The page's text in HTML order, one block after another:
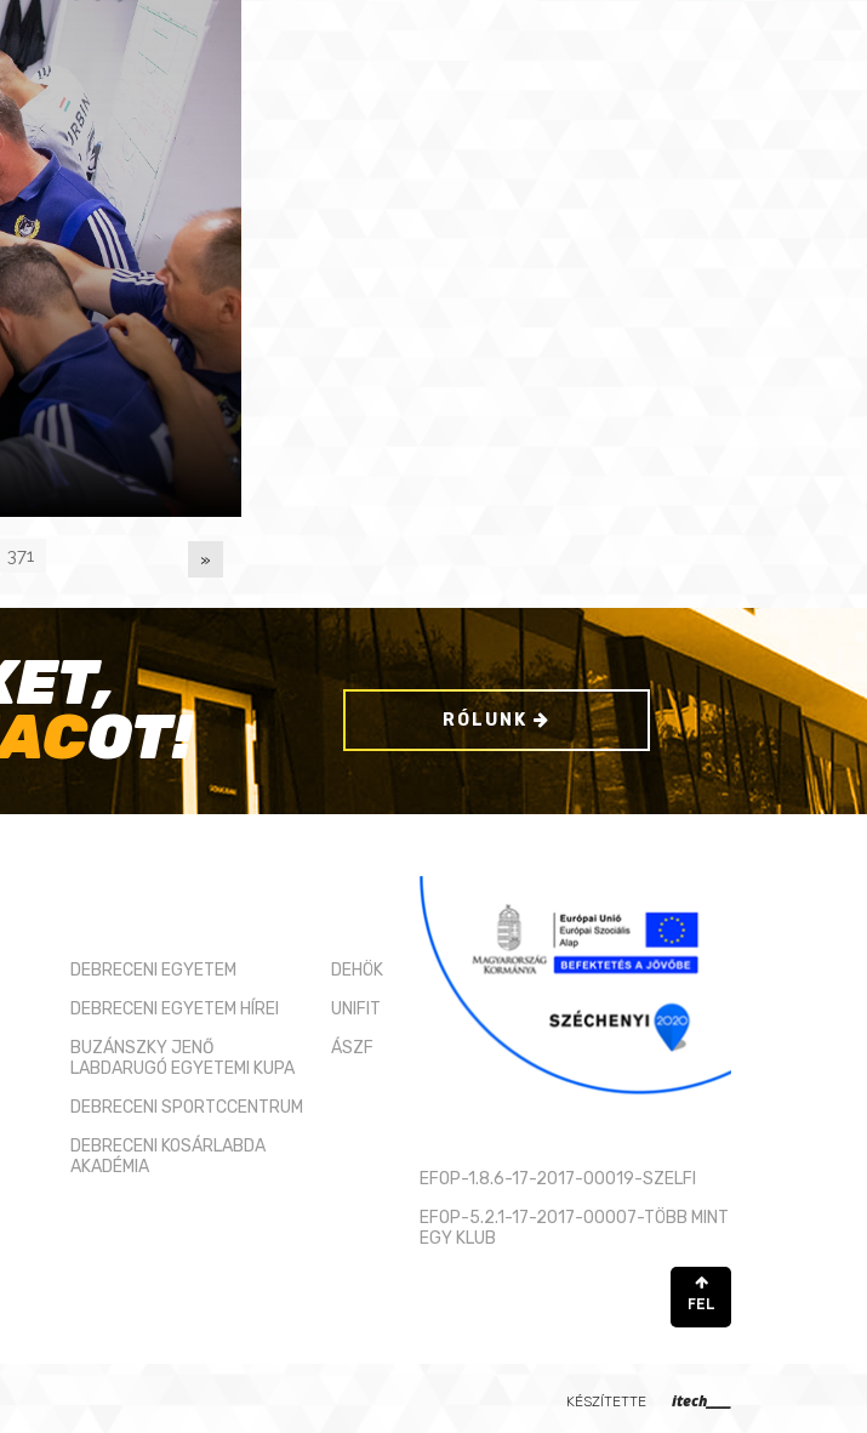
371 »
OT! RÓLUNK
DEBRECENI EGYETEM
DEBRECENI EGYETEM HÍREI
BUZÁNSZKY JENŐ
LABDARUGÓ EGYETEMI KUPA
DEBRECENI SPORTCCENTRUM
DEBRECENI KOSÁRLABDA
AKADÉMIA
DEHÖK
UNIFIT
ÁSZF
EFOP-1.8.6-17-2017-00019-SZELFI
EFOP-5.2.1-17-2017-00007-TÖBB MINT
EGY KLUB
FEL
KÉSZÍTETTE itech____